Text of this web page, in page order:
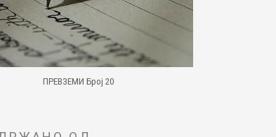
ПРЕВЗЕМИ Број 20